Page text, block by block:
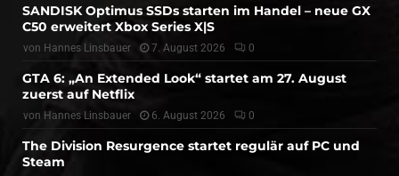
SANDISK Optimus SSDs starten im Handel – neue GX
C50 erweitert Xbox Series X|S
von Hannes Linsbauer 7. August 2026 0
GTA 6: „An Extended Look“ startet am 27. August
zuerst auf Netflix
von Hannes Linsbauer 6. August 2026 0
The Division Resurgence startet regulär auf PC und
Steam